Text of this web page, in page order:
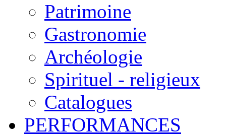
Patrimoine
Gastronomie
Archéologie
Spirituel - religieux
Catalogues
PERFORMANCES